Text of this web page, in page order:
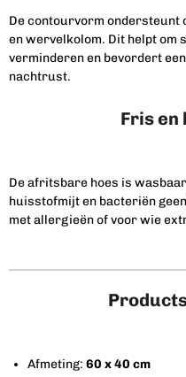
De contourvorm ondersteunt
en wervelkolom. Dit helpt om
verminderen en bevordert
nachtrust.
Fris en
De afritsbare hoes is
huisstofmijt en bacteriën
met allergieën of voor wie
Afmeting: 60 x 40 cm